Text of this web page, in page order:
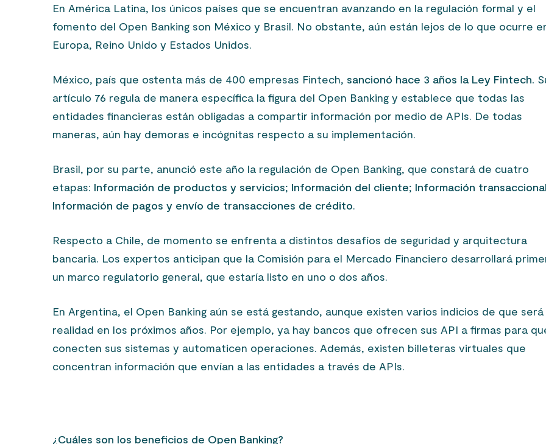
En América Latina, los únicos países que se encuentran avanzando en la regulación formal y el
fomento del Open Banking son México y Brasil. No obstante, aún están lejos de lo que ocurre
Europa, Reino Unido y Estados Unidos.
México, país que ostenta más de 400 empresas Fintech, sancionó hace 3 años la Ley Fintech.
artículo 76 regula de manera específica la figura del Open Banking y establece que todas las
entidades financieras están obligadas a compartir información por medio de APIs. De todas
maneras, aún hay demoras e incógnitas respecto a su implementación.
Brasil, por su parte, anunció este año la regulación de Open Banking, que constará de cuatro
etapas: Información de productos y servicios; Información del cliente; Información transaccional
Información de pagos y envío de transacciones de crédito.
Respecto a Chile, de momento se enfrenta a distintos desafíos de seguridad y arquitectura
bancaria. Los expertos anticipan que la Comisión para el Mercado Financiero desarrollará
un marco regulatorio general, que estaría listo en uno o dos años.
En Argentina, el Open Banking aún se está gestando, aunque existen varios indicios de que será
realidad en los próximos años. Por ejemplo, ya hay bancos que ofrecen sus API a firmas para
conecten sus sistemas y automaticen operaciones. Además, existen billeteras virtuales que
concentran información que envían a las entidades a través de APIs.
¿Cuáles son los beneficios de Open Banking?